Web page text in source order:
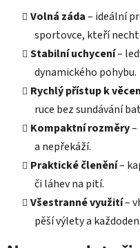
Volná záda– ideální
sportovce, kteří
Stabilní uchycení–
dynamického pohybu.
Rychlý přístup k
ruce bez sundávání
Kompaktní rozměry
a nepřekáží.
Praktické členění–
či láhev na pití.
Všestranné využití–
pěší výlety a